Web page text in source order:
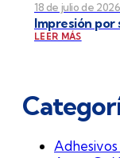
18 de julio de 2026
Impresión
LEER MÁS